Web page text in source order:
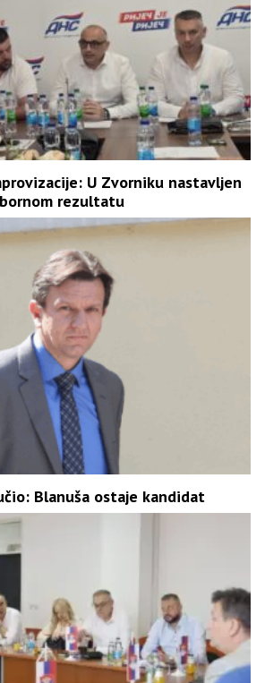
U Zvorniku nastavljen
rezultatu
Blanuša ostaje kandidat